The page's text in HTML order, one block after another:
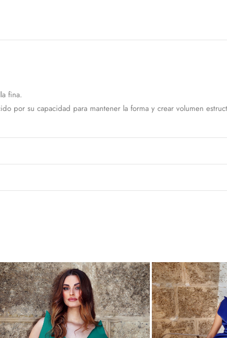
fina.
por su capacidad para mantener la forma y crear volumen